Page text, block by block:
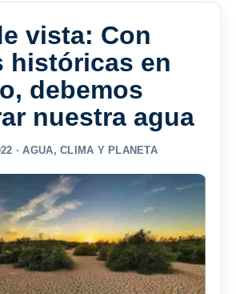
vista: Con
históricas en
debemos
nuestra agua
·AGUA,CLIMA Y PLANETA